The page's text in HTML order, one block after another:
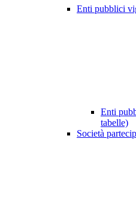
Enti pubblici
Enti
tabelle)
Società